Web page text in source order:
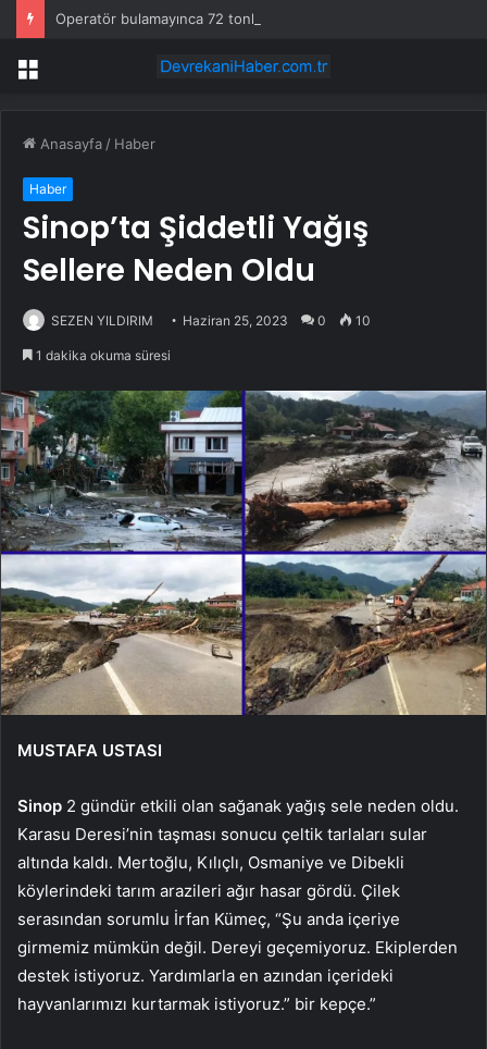
Menü
Anasayfa / Haber
Haber
Sinop’ta Şiddetli Yağış
Sellere Neden Oldu
SEZEN YILDIRIM Haziran 25, 2023 0 10
1 dakika okuma süresi
MUSTAFA USTASI
Sinop 2 gündür etkili olan sağanak yağış sele neden oldu.
Karasu Deresi’nin taşması sonucu çeltik tarlaları sular
altında kaldı. Mertoğlu, Kılıçlı, Osmaniye ve Dibekli
köylerindeki tarım arazileri ağır hasar gördü. Çilek
serasından sorumlu İrfan Kümeç, “Şu anda içeriye
girmemiz mümkün değil. Dereyi geçemiyoruz. Ekiplerden
destek istiyoruz. Yardımlarla en azından içerideki
hayvanlarımızı kurtarmak istiyoruz.” bir kepçe.”